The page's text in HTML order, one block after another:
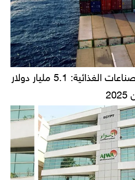
قفزة في صادرات الصناعات الغذائية: 5.1 مليار دولار